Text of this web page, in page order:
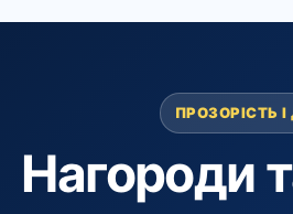
ПРОЗОРІСТЬ І
Нагороди